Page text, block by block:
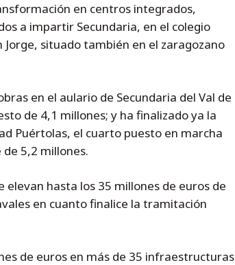
en centros integrados,
a impartir Secundaria, en el colegio
Jorge, situado también en el zaragozano
en el aulario de Secundaria del Val de
de 4,1 millones; y ha finalizado ya la
Puértolas, el cuarto puesto en marcha
5,2 millones.
hasta los 35 millones de euros de
en cuanto finalice la tramitación
de euros en más de 35 infraestructuras